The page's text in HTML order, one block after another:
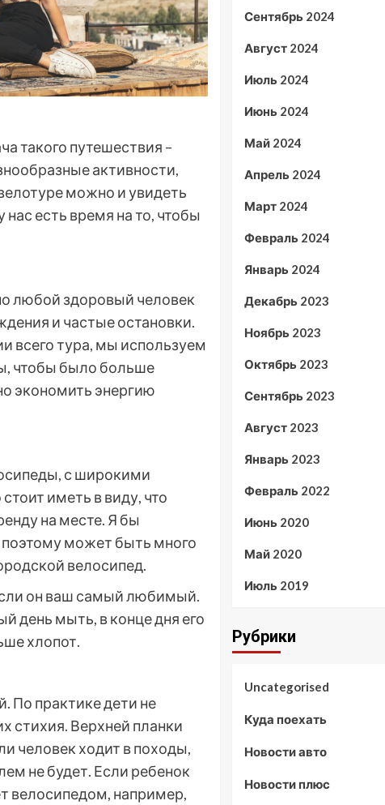
такого путешествия –
активности,
можно и увидеть
нас есть время на то, чтобы
любой здоровый человек
и частые остановки.
всего тура, мы используем
чтобы было больше
экономить энергию
с широкими
иметь в виду, что
на месте. Я бы
поэтому может быть много
велосипед.
он ваш самый любимый.
день мыть, в конце дня его
хлопот.
По практике дети не
стихия. Верхней планки
человек ходит в походы,
не будет. Если ребенок
велосипедом, например,
Сентябрь 2024
Август 2024
Июль 2024
Июнь 2024
Май 2024
Апрель 2024
Март 2024
Февраль 2024
Январь 2024
Декабрь 2023
Ноябрь 2023
Октябрь 2023
Сентябрь 2023
Август 2023
Январь 2023
Февраль 2022
Июнь 2020
Май 2020
Июль 2019
Рубрики
Uncategorised
Куда поехать
Новости авто
Новости плюс